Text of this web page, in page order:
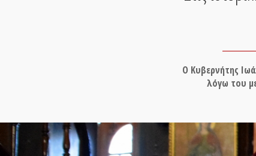
Ο Κυβερνήτης
λόγω του